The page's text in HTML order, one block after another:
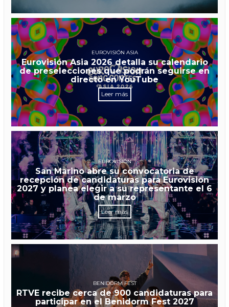
EUROVISIÓN ASIA
Eurovisión Asia 2026 detalla su calendario
de preselecciones que podrán seguirse en
directo en YouTube
Leer más
EUROVISIÓN
San Marino abre su convocatoria de
recepción de candidaturas para Eurovisión
2027 y planea elegir a su representante el 6
de marzo
Leer más
BENIDORM FEST
RTVE recibe cerca de 900 candidaturas para
participar en el Benidorm Fest 2027